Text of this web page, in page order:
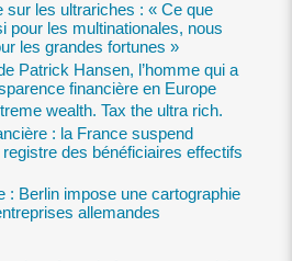
sur les ultrariches : « Ce que
pour les multinationales, nous
les grandes fortunes »
Patrick Hansen, l’homme qui a
financière en Europe
wealth. Tax the ultra rich.
: la France suspend
des bénéficiaires effectifs
: Berlin impose une cartographie
allemandes